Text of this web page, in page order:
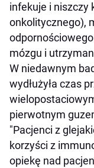
infekuje i niszczy
onkolitycznego),
mózgu i
W niedawnym
wydłużyła czas
pierwotnym
"Pacjenci z
korzyści z
opiekę nad